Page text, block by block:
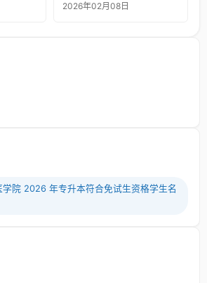
院 2026 年专升本符合免试生资格学生名
2026年02月08日